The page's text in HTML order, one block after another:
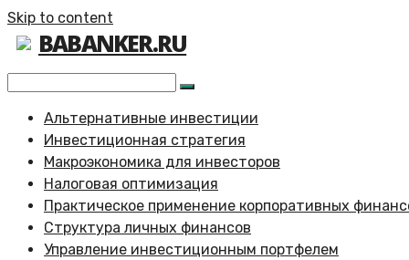
Skip to content
BABANKER.RU
Альтернативные инвестиции
Инвестиционная стратегия
Макроэкономика для инвесторов
Налоговая оптимизация
Практическое применение корпоративных
Структура личных финансов
Управление инвестиционным портфелем